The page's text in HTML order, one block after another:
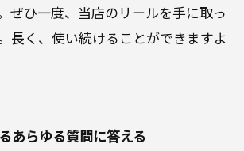
ぜひ一度、当店のリールを手に取っ
長く、使い続けることができますよ
あらゆる質問に答える